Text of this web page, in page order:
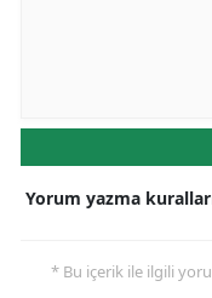
Yorum yazma
* Bu içerik ile ilgili